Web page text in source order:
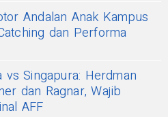
Andalan Anak Kampus
dan Performa
vs Singapura: Herdman
dan Ragnar, Wajib
AFF